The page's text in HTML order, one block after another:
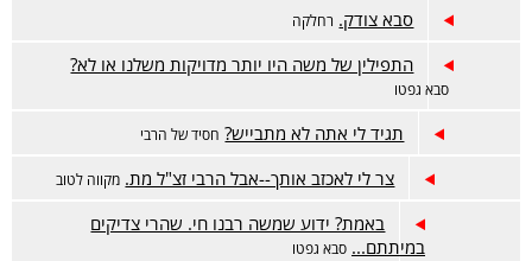
סבא צודק. רחלקה
התפילין של משה היו יותר מדויקות משלנו או לא?
סבא גפטו
תגיד לי אתה לא מתבייש? חסיד של הרבי
צר לי לאכזב אותך--אבל הרבי זצ"ל מת. מקווה לטוב
באמת? ידוע שמשה רבנו חי. שהרי צדיקים
במיתתם... סבא גפטו